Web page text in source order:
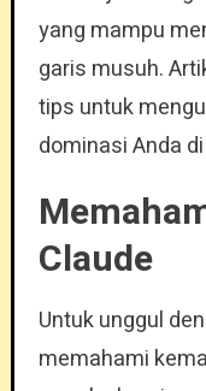
yang mampu
garis musuh.
tips untuk
dominasi Anda
Claude
Untuk unggul
memahami